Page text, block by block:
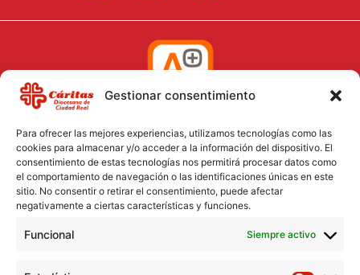
Gestionar consentimiento
Para ofrecer las mejores experiencias, utilizamos tecnologías como las
cookies para almacenar y/o acceder a la información del dispositivo. El
consentimiento de estas tecnologías nos permitirá procesar datos como
el comportamiento de navegación o las identificaciones únicas en este
sitio. No consentir o retirar el consentimiento, puede afectar
negativamente a ciertas características y funciones.
Funcional Siempre activo
Aviso Legal
Política de Cookies